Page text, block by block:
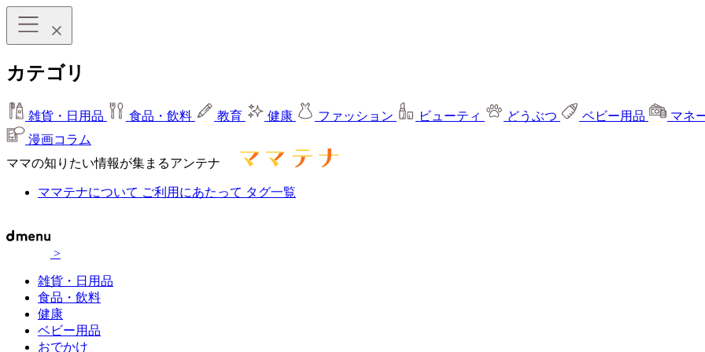
カテゴリ
雑貨・日用品 食品・飲料 教育 健康 ファッション ビューティ どうぶつ ベビー用品
マネ
漫画コラム
ママの知りたい情報が集まるアンテナ
ママテナについて ご利用にあたって タグ一覧
>
雑貨・日用品
食品・飲料
健康
ベビー用品
おでかけ